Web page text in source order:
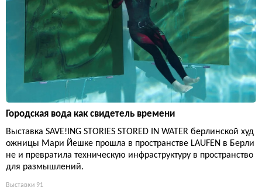
Городская вода как свидетель времени
Выставка SAVE!ING STORIES STORED IN WATER берлинской худ
ожницы Мари Йешке прошла в пространстве LAUFEN в Берли
не и превратила техническую инфраструктуру в пространство
для размышлений.
Выставки 91